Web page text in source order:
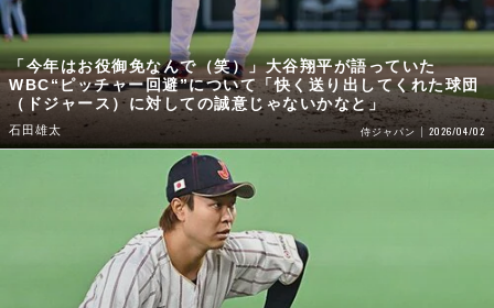
「今年はお役御免なんで（笑）」大谷翔平が語っていた
WBC“ピッチャー回避”について「快く送り出してくれた球団
（ドジャース）に対しての誠意じゃないかなと」
石田雄太 侍ジャパン 2026/04/02